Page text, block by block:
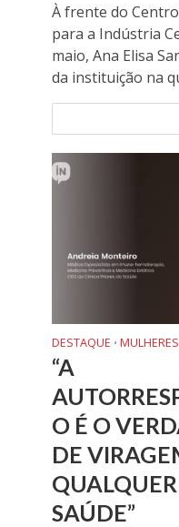
À frente do
para a Indústria
maio, Ana Elisa
da instituição na
DESTAQUE •
“A
O É O
DE
SAÚDE”